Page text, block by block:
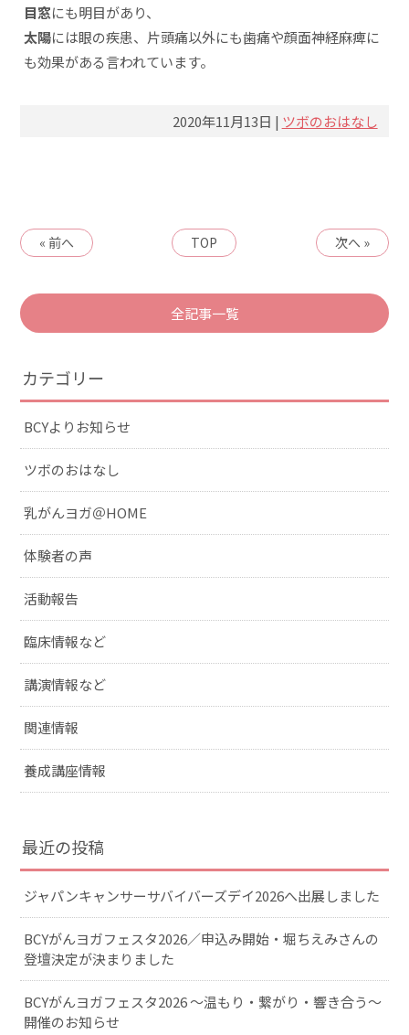
目窓にも明目があり、
太陽には眼の疾患、片頭痛以外にも歯痛や顔面神経麻痺に
も効果がある言われています。
2020年11月13日 | ツボのおはなし
« 前へ TOP 次へ »
全記事一覧
カテゴリー
BCYよりお知らせ
ツボのおはなし
乳がんヨガ＠HOME
体験者の声
活動報告
臨床情報など
講演情報など
関連情報
養成講座情報
最近の投稿
ジャパンキャンサーサバイバーズデイ2026へ出展しました
BCYがんヨガフェスタ2026／申込み開始・堀ちえみさんの
登壇決定が決まりました
BCYがんヨガフェスタ2026 ～温もり・繋がり・響き合う～
開催のお知らせ